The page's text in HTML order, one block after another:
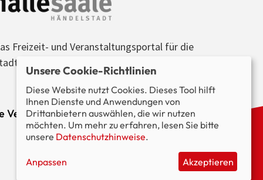
Freizeit- und Veranstaltungsportal für die
Halle (Saale) und die Region.
Veranstaltungen im Blick.
Unsere Cookie-Richtlinien
Diese Website nutzt Cookies. Dieses Tool hilft
Ihnen Dienste und Anwendungen von
Drittanbietern auswählen, die wir nutzen
möchten. Um mehr zu erfahren, lesen Sie bitte
unsere Datenschutzhinweise.
Anpassen Akzeptieren